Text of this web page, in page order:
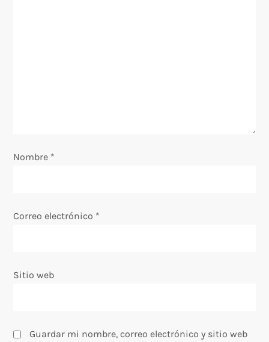
e
t
a
a
Nombre *
Correo electrónico *
Sitio web
Guardar mi nombre, correo electrónico y sitio web